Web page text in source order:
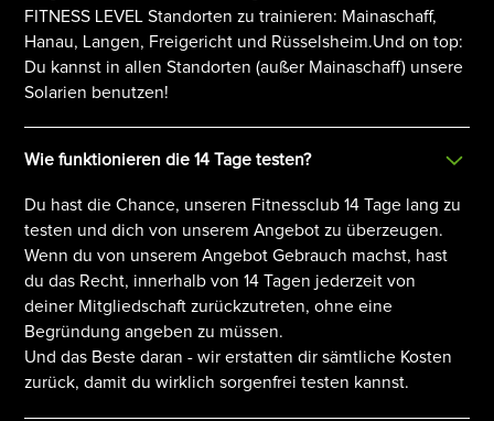
FITNESS LEVEL Standorten zu trainieren: Mainaschaff,
Hanau, Langen, Freigericht und Rüsselsheim.Und on top:
Du kannst in allen Standorten (außer Mainaschaff) unsere
Solarien benutzen!
Wie funktionieren die 14 Tage testen?
Du hast die Chance, unseren Fitnessclub 14 Tage lang zu
testen und dich von unserem Angebot zu überzeugen.
Wenn du von unserem Angebot Gebrauch machst, hast
du das Recht, innerhalb von 14 Tagen jederzeit von
deiner Mitgliedschaft zurückzutreten, ohne eine
Begründung angeben zu müssen.
Und das Beste daran - wir erstatten dir sämtliche Kosten
zurück, damit du wirklich sorgenfrei testen kannst.